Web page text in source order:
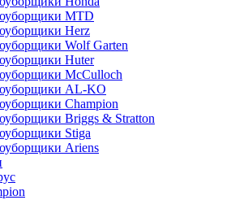
MTD
Herz
Wolf Garten
Huter
McCulloch
AL-KO
Champion
Briggs & Stratton
Stiga
Ariens